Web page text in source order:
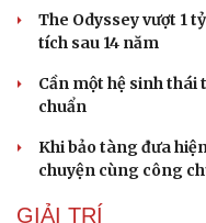
The Odyssey vượt 1
tích sau 14 năm
Cần một hệ sinh thái
chuẩn
Khi bảo tàng đưa
chuyện cùng công
GIẢI TRÍ